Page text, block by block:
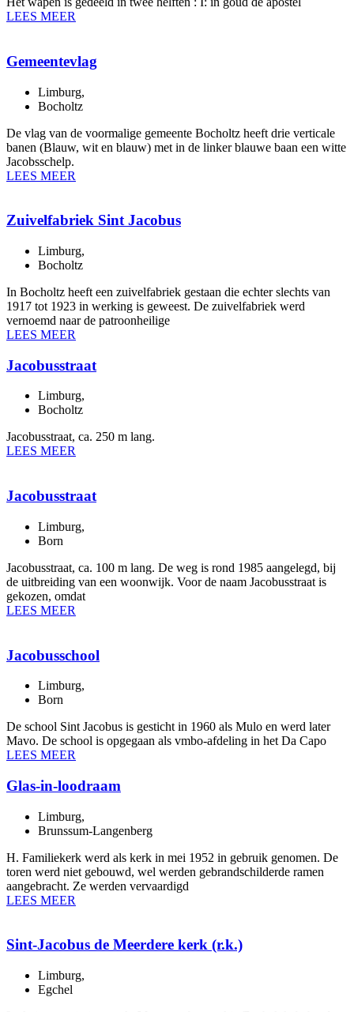
LEES MEER
Gemeentevlag
Limburg,
Bocholtz
De vlag van de voormalige gemeente Bocholtz heeft drie verticale
banen (Blauw, wit en blauw) met in de linker blauwe baan een witte
Jacobsschelp.
LEES MEER
Zuivelfabriek Sint Jacobus
Limburg,
Bocholtz
In Bocholtz heeft een zuivelfabriek gestaan die echter slechts van
1917 tot 1923 in werking is geweest. De zuivelfabriek werd
vernoemd naar de patroonheilige
LEES MEER
Jacobusstraat
Limburg,
Bocholtz
Jacobusstraat, ca. 250 m lang.
LEES MEER
Jacobusstraat
Limburg,
Born
Jacobusstraat, ca. 100 m lang. De weg is rond 1985 aangelegd, bij
de uitbreiding van een woonwijk. Voor de naam Jacobusstraat is
gekozen, omdat
LEES MEER
Jacobusschool
Limburg,
Born
De school Sint Jacobus is gesticht in 1960 als Mulo en werd later
Mavo. De school is opgegaan als vmbo-afdeling in het Da Capo
LEES MEER
Glas-in-loodraam
Limburg,
Brunssum-Langenberg
H. Familiekerk werd als kerk in mei 1952 in gebruik genomen. De
toren werd niet gebouwd, wel werden gebrandschilderde ramen
aangebracht. Ze werden vervaardigd
LEES MEER
Sint-Jacobus de Meerdere kerk (r.k.)
Limburg,
Egchel